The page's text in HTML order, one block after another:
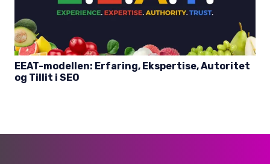
EEAT-modellen: Erfaring, Ekspertise, Autoritet
og Tillit i SEO